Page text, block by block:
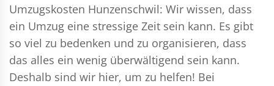
Umzugskosten Hunzenschwil: Wir wissen, dass
ein Umzug eine stressige Zeit sein kann. Es gibt
so viel zu bedenken und zu organisieren, dass
das alles ein wenig überwältigend sein kann.
Deshalb sind wir hier, um zu helfen! Bei